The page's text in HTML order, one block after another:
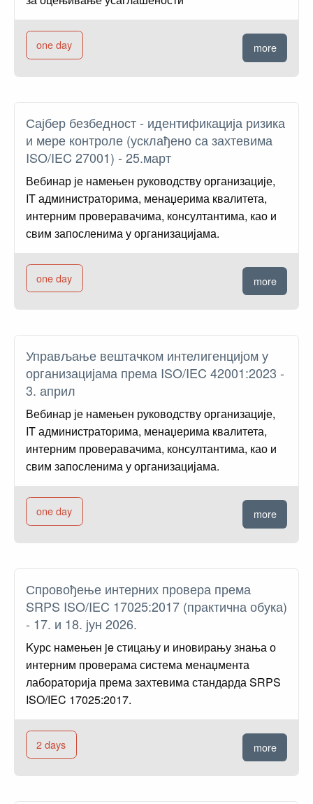
one day more
Сајбер безбедност - идентификација ризика
и мере контроле (усклађено са захтевима
ISO/IEC 27001) - 25.март
Вебинар је намењен руководству организације,
IT администраторима, менаџерима квалитета,
интерним проверавачима, консултантима, као и
свим запосленима у организацијама.
one day more
Управљање вештачком интелигенцијом у
организацијама према ISO/IEC 42001:2023 -
3. април
Вебинар је намењен руководству организације,
IT администраторима, менаџерима квалитета,
интерним проверавачима, консултантима, као и
свим запосленима у организацијама.
one day more
Спровођење интерних провера према
SRPS ISO/IEC 17025:2017 (практична обука)
- 17. и 18. јун 2026.
Kурс намењен je стицању и иновирању знања о
интерним проверама система менаџмента
лабораторија према захтевима стандарда SRPS
ISO/IEC 17025:2017.
2 days more